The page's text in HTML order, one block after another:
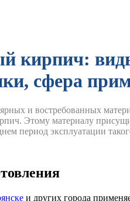
кирпич:
сфера
и востребованных
Этому материалу
период эксплуатации
и других города